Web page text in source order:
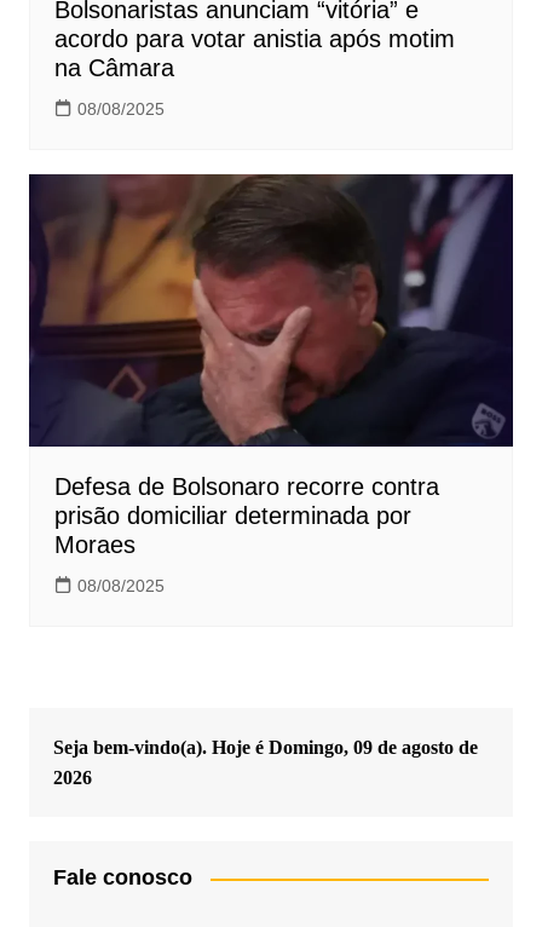
Bolsonaristas anunciam “vitória” e
acordo para votar anistia após motim
na Câmara
08/08/2025
Defesa de Bolsonaro recorre contra
prisão domiciliar determinada por
Moraes
08/08/2025
Seja bem-vindo(a). Hoje é Domingo, 09 de agosto de
2026
Fale conosco